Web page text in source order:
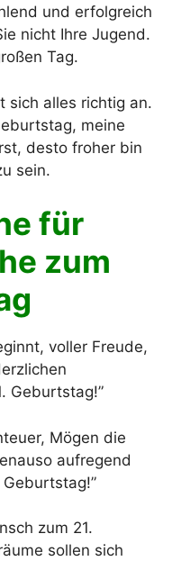
und erfolgreich
nicht Ihre Jugend.
Tag.
sich alles richtig an.
meine
desto froher bin
sein.
für
zum
voller Freude,
Geburtstag!”
Mögen die
aufregend
zum 21.
sollen sich